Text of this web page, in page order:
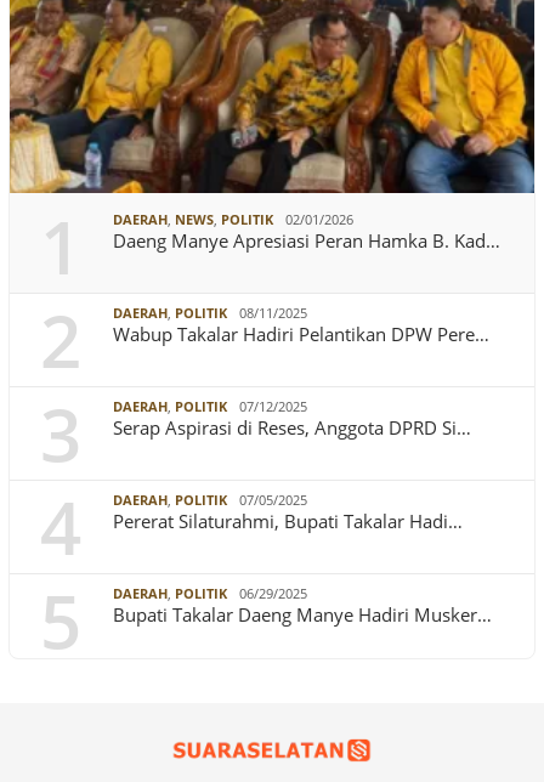
1 DAERAH, NEWS, POLITIK 02/01/2026
Daeng Manye Apresiasi Peran Hamka B. Kad…
2 DAERAH, POLITIK 08/11/2025
Wabup Takalar Hadiri Pelantikan DPW Pere…
3 DAERAH, POLITIK 07/12/2025
Serap Aspirasi di Reses, Anggota DPRD Si…
4 DAERAH, POLITIK 07/05/2025
Pererat Silaturahmi, Bupati Takalar Hadi…
5 DAERAH, POLITIK 06/29/2025
Bupati Takalar Daeng Manye Hadiri Musker…